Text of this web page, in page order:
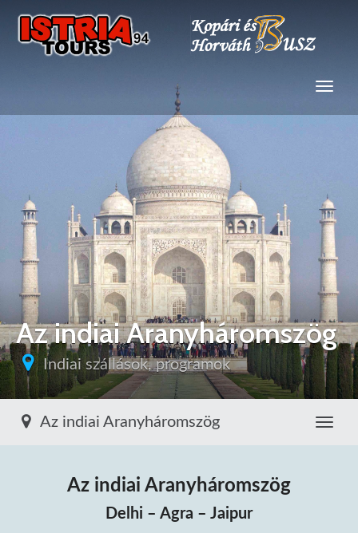
Az indiai Aranyháromszög
Indiai szállások, programok
Az indiai Aranyháromszög
Az indiai Aranyháromszög
Delhi – Agra – Jaipur